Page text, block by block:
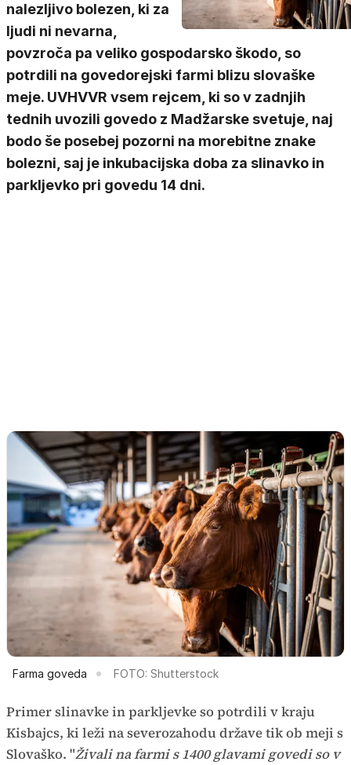
nalezljivo bolezen, ki za
ljudi ni nevarna,
povzroča pa veliko gospodarsko škodo, so
potrdili na govedorejski farmi blizu slovaške
meje. UVHVVR vsem rejcem, ki so v zadnjih
tednih uvozili govedo z Madžarske svetuje, naj
bodo še posebej pozorni na morebitne znake
bolezni, saj je inkubacijska doba za slinavko in
parkljevko pri govedu 14 dni.
Farma goveda FOTO: Shutterstock
Primer slinavke in parkljevke so potrdili v kraju
Kisbajcs, ki leži na severozahodu države tik ob meji s
Slovaško. "Živali na farmi s 1400 glavami govedi so v